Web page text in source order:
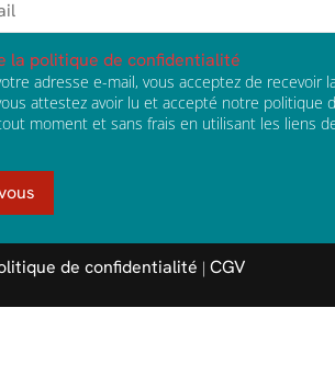
la politique de confidentialité
adresse e-mail, vous acceptez de recevoir
attestez avoir lu et accepté notre politique
moment et sans frais en utilisant les liens
de confidentialité | CGV